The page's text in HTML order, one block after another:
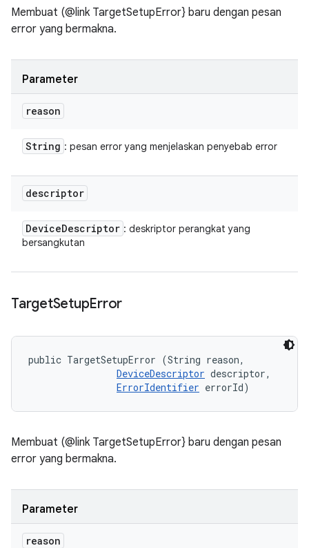
Membuat (@link TargetSetupError} baru dengan pesan
error yang bermakna.
Parameter
reason
String : pesan error yang menjelaskan penyebab error
descriptor
DeviceDescriptor : deskriptor perangkat yang
bersangkutan
TargetSetupError
public TargetSetupError (String reason,
DeviceDescriptor descriptor,
ErrorIdentifier errorId)
Membuat (@link TargetSetupError} baru dengan pesan
error yang bermakna.
Parameter
reason